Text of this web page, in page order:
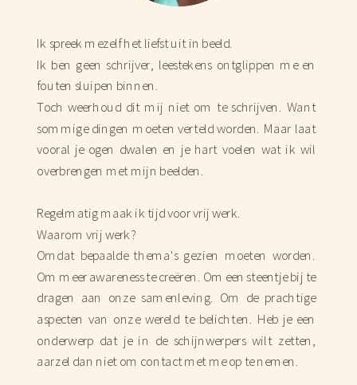
Ik spreek mezelf het liefst uit in beeld.
Ik ben geen schrijver, leestekens ontglippen me en
fouten sluipen binnen.
Toch weerhoud dit mij niet om te schrijven. Want
sommige dingen moeten verteld worden. Maar laat
vooral je ogen dwalen en je hart voelen wat ik wil
overbrengen met mijn beelden.
Regelmatig maak ik tijd voor vrij werk.
Waarom vrij werk?
Omdat bepaalde thema's gezien moeten worden.
Om meer awareness te creëren. Om een steentje bij te
dragen aan onze samenleving. Om de prachtige
aspecten van onze wereld te belichten. Heb je een
onderwerp dat je in de schijnwerpers wilt zetten,
aarzel dan niet om contact met me op te nemen.